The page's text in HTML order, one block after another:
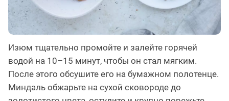
Изюм тщательно промойте и залейте горячей
водой на 10–15 минут, чтобы он стал мягким.
После этого обсушите его на бумажном полотенце.
Миндаль обжарьте на сухой сковороде до